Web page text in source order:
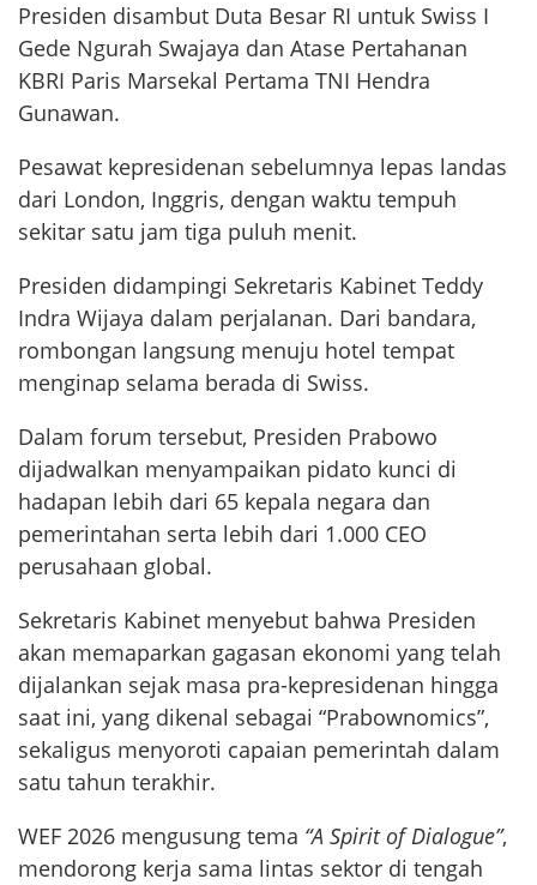
Presiden disambut Duta Besar RI untuk Swiss I
Gede Ngurah Swajaya dan Atase Pertahanan
KBRI Paris Marsekal Pertama TNI Hendra
Gunawan.
Pesawat kepresidenan sebelumnya lepas landas
dari London, Inggris, dengan waktu tempuh
sekitar satu jam tiga puluh menit.
Presiden didampingi Sekretaris Kabinet Teddy
Indra Wijaya dalam perjalanan. Dari bandara,
rombongan langsung menuju hotel tempat
menginap selama berada di Swiss.
Dalam forum tersebut, Presiden Prabowo
dijadwalkan menyampaikan pidato kunci di
hadapan lebih dari 65 kepala negara dan
pemerintahan serta lebih dari 1.000 CEO
perusahaan global.
Sekretaris Kabinet menyebut bahwa Presiden
akan memaparkan gagasan ekonomi yang telah
dijalankan sejak masa pra-kepresidenan hingga
saat ini, yang dikenal sebagai “Prabownomics”,
sekaligus menyoroti capaian pemerintah dalam
satu tahun terakhir.
WEF 2026 mengusung tema “A Spirit of Dialogue”,
mendorong kerja sama lintas sektor di tengah